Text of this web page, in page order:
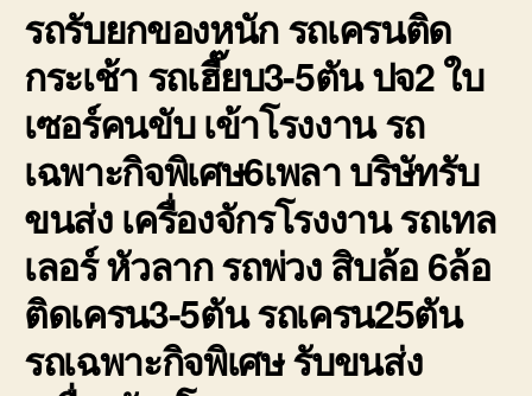
รถรับยกของหนัก รถเครนติด
กระเช้า รถเฮี๊ยบ3-5ตัน ปจ2 ใบ
เซอร์คนขับ เข้าโรงงาน รถ
เฉพาะกิจพิเศษ6เพลา บริษัทรับ
ขนส่ง เครื่องจักรโรงงาน รถเทล
เลอร์ หัวลาก รถพ่วง สิบล้อ 6ล้อ
ติดเครน3-5ตัน รถเครน25ตัน
รถเฉพาะกิจพิเศษ รับขนส่ง